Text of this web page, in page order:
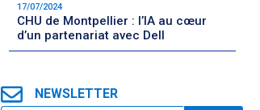
17/07/2024
CHU de Montpellier : l’IA au cœur
d’un partenariat avec Dell
NEWSLETTER